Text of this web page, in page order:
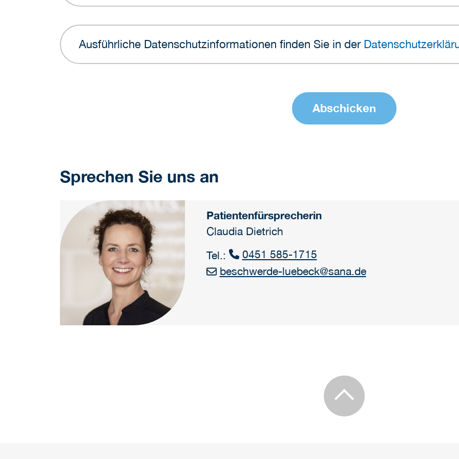
Ausführliche Datenschutzinformationen finden Sie in der
Sprechen Sie uns an
Patientenfürsprecherin
Claudia Dietrich
Tel.:
0451 585-1715
beschwerde-luebeck@sana.de